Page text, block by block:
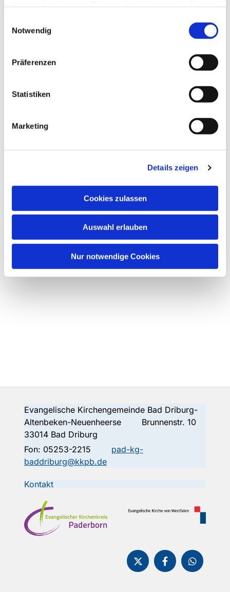
Notwendig
Präferenzen
Statistiken
Marketing
Details zeigen
Cookies zulassen
Auswahl erlauben
Nur notwendige Cookies
Evangelische Kirchengemeinde Bad Driburg-
Altenbeken-Neuenheerse Brunnenstr. 10
33014 Bad Driburg
Fon: 05253-2215
pad-kg-
baddriburg@kkpb.de
Kontakt